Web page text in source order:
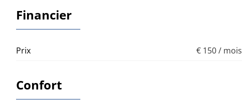
Financier
Prix € 150 / mois
Confort